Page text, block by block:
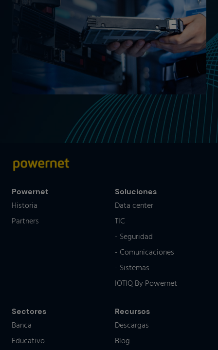
Powernet
Historia
Partners
Soluciones
Data center
TIC
- Seguridad
- Comunicaciones
- Sistemas
IOTIQ By Powernet
Sectores
Banca
Educativo
Recursos
Descargas
Blog